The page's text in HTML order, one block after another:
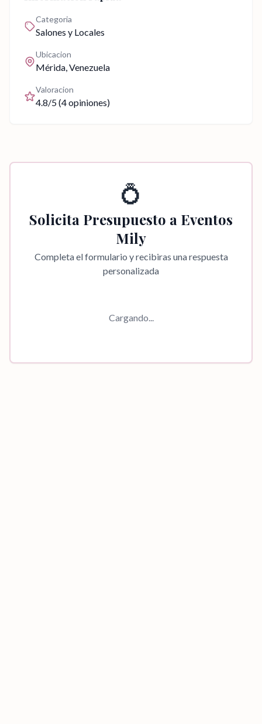
Categoria
Salones y Locales
Ubicacion
Mérida, Venezuela
Valoracion
4.8/5 (4opiniones)
💍
Solicita Presupuesto a Eventos
Mily
Completa el formulario y recibiras una respuesta
personalizada
Cargando...